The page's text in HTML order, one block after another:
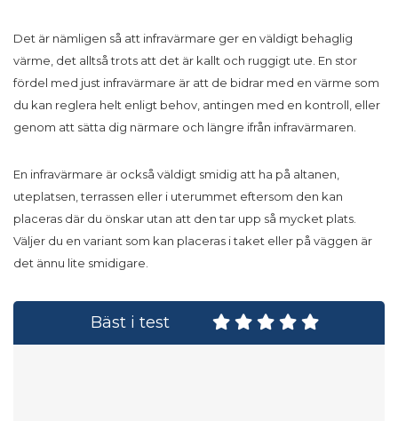
Det är nämligen så att infravärmare ger en väldigt behaglig
värme, det alltså trots att det är kallt och ruggigt ute. En stor
fördel med just infravärmare är att de bidrar med en värme som
du kan reglera helt enligt behov, antingen med en kontroll, eller
genom att sätta dig närmare och längre ifrån infravärmaren.
En infravärmare är också väldigt smidig att ha på altanen,
uteplatsen, terrassen eller i uterummet eftersom den kan
placeras där du önskar utan att den tar upp så mycket plats.
Väljer du en variant som kan placeras i taket eller på väggen är
det ännu lite smidigare.
Bäst i test